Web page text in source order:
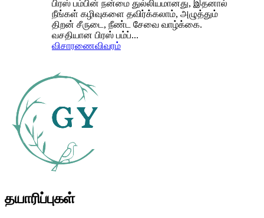
பிரஸ் பம்பின் நன்மை துல்லியமானது, இதனால்
நீங்கள் கழிவுகளை தவிர்க்கலாம், அழுத்தும்
திறன் சீருடை, நீண்ட சேவை வாழ்க்கை.
வசதியான பிரஸ் பம்ப்...
விசாரணைவிவரம்
தயாரிப்புகள்